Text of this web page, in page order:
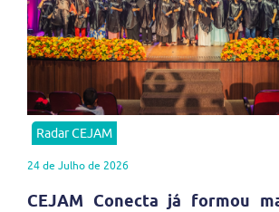
Radar CEJAM
24 de Julho de 2026
CEJAM Conecta já formou